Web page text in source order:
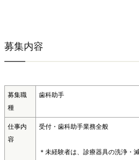
募集内容
募集職
種
歯科助手
仕事内
容
受付・歯科助手業務全般
＊未経験者は、診療器具の洗浄・